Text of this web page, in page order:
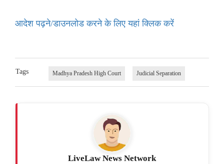
आदेश पढ़ने/डाउनलोड करने के लिए यहां क्लिक करें
Tags Madhya Pradesh High Court Judicial Separation
LiveLaw News Network